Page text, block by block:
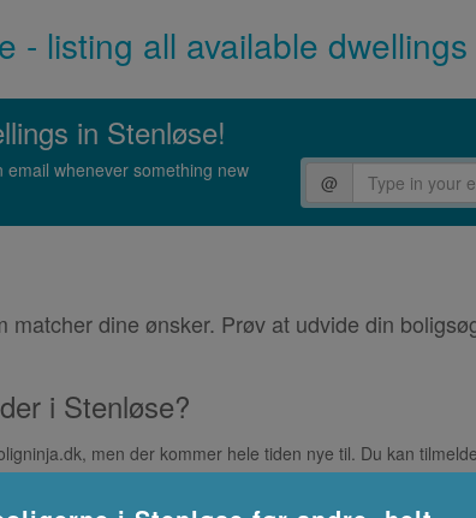
- listing all available
in Stenløse!
whenever something new
@
dine ønsker. Prøv at udvide din
i Stenløse?
men der kommer hele tiden nye til. Du kan